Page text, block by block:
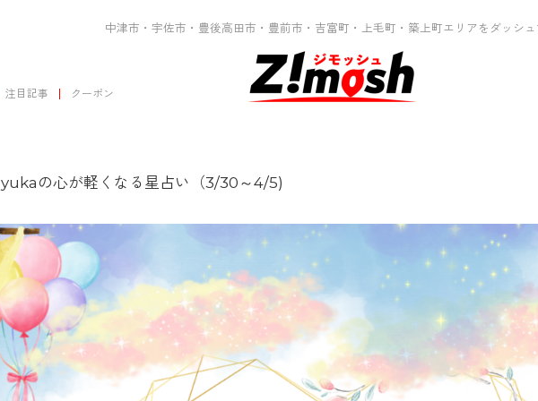
中津市・宇佐市・豊後高田市・豊前市・吉富町・上毛町・築上町エリアをダッシュ
注目記事 クーポン
yukaの心が軽くなる星占い（3/30～4/5)